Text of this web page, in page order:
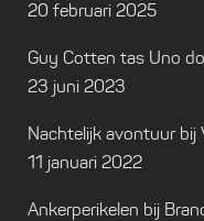
20 februari 2025
Guy Cotten tas Uno
23 juni 2023
Nachtelijk avontuur bij
11 januari 2022
Ankerperikelen bij